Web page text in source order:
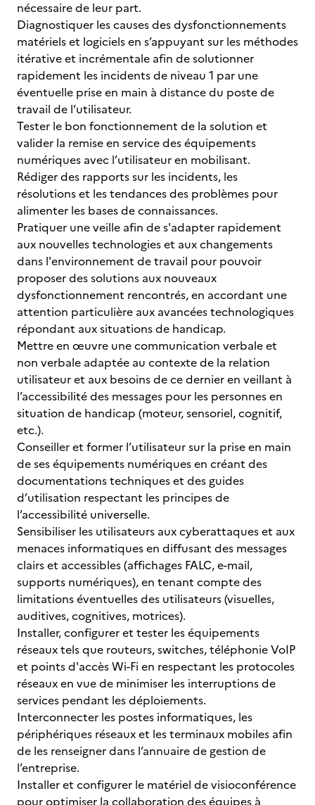
nécessaire de leur part.
Diagnostiquer les causes des dysfonctionnements
matériels et logiciels en s’appuyant sur les méthodes
itérative et incrémentale afin de solutionner
rapidement les incidents de niveau 1 par une
éventuelle prise en main à distance du poste de
travail de l’utilisateur.
Tester le bon fonctionnement de la solution et
valider la remise en service des équipements
numériques avec l’utilisateur en mobilisant.
Rédiger des rapports sur les incidents, les
résolutions et les tendances des problèmes pour
alimenter les bases de connaissances.
Pratiquer une veille afin de s'adapter rapidement
aux nouvelles technologies et aux changements
dans l'environnement de travail pour pouvoir
proposer des solutions aux nouveaux
dysfonctionnement rencontrés, en accordant une
attention particulière aux avancées technologiques
répondant aux situations de handicap.
Mettre en œuvre une communication verbale et
non verbale adaptée au contexte de la relation
utilisateur et aux besoins de ce dernier en veillant à
l’accessibilité des messages pour les personnes en
situation de handicap (moteur, sensoriel, cognitif,
etc.).
Conseiller et former l’utilisateur sur la prise en main
de ses équipements numériques en créant des
documentations techniques et des guides
d’utilisation respectant les principes de
l’accessibilité universelle.
Sensibiliser les utilisateurs aux cyberattaques et aux
menaces informatiques en diffusant des messages
clairs et accessibles (affichages FALC, e-mail,
supports numériques), en tenant compte des
limitations éventuelles des utilisateurs (visuelles,
auditives, cognitives, motrices).
Installer, configurer et tester les équipements
réseaux tels que routeurs, switches, téléphonie VoIP
et points d'accès Wi-Fi en respectant les protocoles
réseaux en vue de minimiser les interruptions de
services pendant les déploiements.
Interconnecter les postes informatiques, les
périphériques réseaux et les terminaux mobiles afin
de les renseigner dans l’annuaire de gestion de
l’entreprise.
Installer et configurer le matériel de visioconférence
pour optimiser la collaboration des équipes à